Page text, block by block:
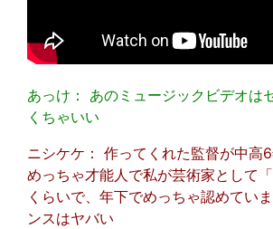
あっけ： あのミュージックビデオは
くちゃいい
ニシケケ： 作ってくれた監督が中高6
めっちゃ才能人で私が芸術家として
くらいで、年下でめっちゃ認めてい
ンスはヤバい